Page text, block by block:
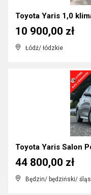
Toyota Yaris 1,0
Łódź/ łódzkie
10 900,00 zł
Toyota Yaris Salon
Będzin/ będziński/
44 800,00 zł